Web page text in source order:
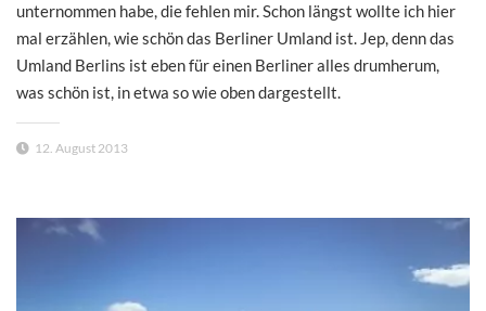
unternommen habe, die fehlen mir. Schon längst wollte ich hier
mal erzählen, wie schön das Berliner Umland ist. Jep, denn das
Umland Berlins ist eben für einen Berliner alles drumherum,
was schön ist, in etwa so wie oben dargestellt.
12. August 2013